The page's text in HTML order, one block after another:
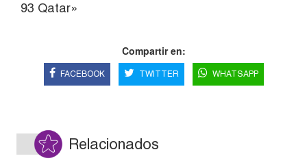
93 Qatar»
Compartir en:
FACEBOOK TWITTER WHATSAPP
Relacionados